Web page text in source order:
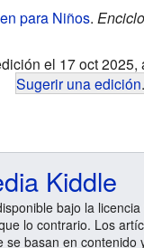
para Niños.
el 17 oct 2025,
Sugerir una edición.
Kiddle
bajo la licencia
lo contrario. Los
se basan en contenido